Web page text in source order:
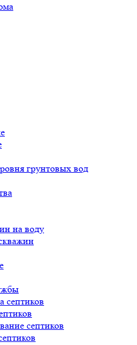
грунтовых вод
на воду
септиков
септиков